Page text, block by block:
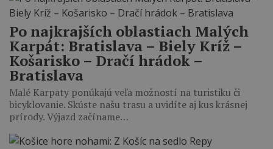
Po najkrajších oblastiach Malých
Karpát: Bratislava – Biely Kríž –
Košarisko – Dračí hrádok –
Bratislava
Malé Karpaty ponúkajú veľa možností na turistiku či
bicyklovanie. Skúste našu trasu a uvidíte aj kus krásnej
prírody. Výjazd začíname…